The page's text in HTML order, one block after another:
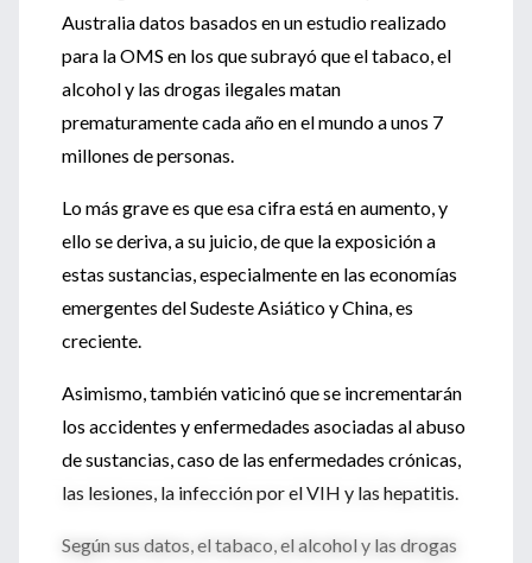
Australia datos basados en un estudio realizado
para la OMS en los que subrayó que el tabaco, el
alcohol y las drogas ilegales matan
prematuramente cada año en el mundo a unos 7
millones de personas.
Lo más grave es que esa cifra está en aumento, y
ello se deriva, a su juicio, de que la exposición a
estas sustancias, especialmente en las economías
emergentes del Sudeste Asiático y China, es
creciente.
Asimismo, también vaticinó que se incrementarán
los accidentes y enfermedades asociadas al abuso
de sustancias, caso de las enfermedades crónicas,
las lesiones, la infección por el VIH y las hepatitis.
Según sus datos, el tabaco, el alcohol y las drogas